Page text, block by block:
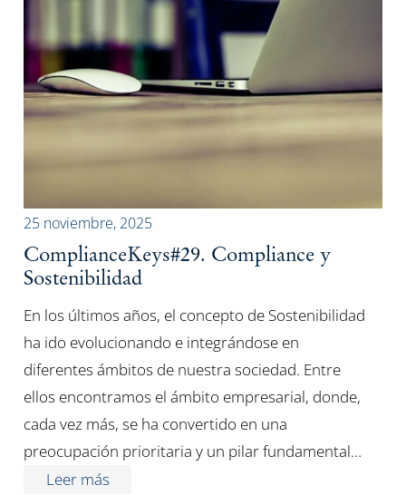
25 noviembre, 2025
ComplianceKeys#29. Compliance y
Sostenibilidad
En los últimos años, el concepto de Sostenibilidad
ha ido evolucionando e integrándose en
diferentes ámbitos de nuestra sociedad. Entre
ellos encontramos el ámbito empresarial, donde,
cada vez más, se ha convertido en una
preocupación prioritaria y un pilar fundamental…
Leer más